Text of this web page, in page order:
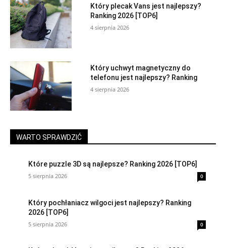
Który plecak Vans jest najlepszy?
Ranking 2026 [TOP6]
4 sierpnia 2026
Który uchwyt magnetyczny do
telefonu jest najlepszy? Ranking
4 sierpnia 2026
WARTO SPRAWDZIĆ
Które puzzle 3D są najlepsze? Ranking 2026 [TOP6]
5 sierpnia 2026 0
Który pochłaniacz wilgoci jest najlepszy? Ranking
2026 [TOP6]
5 sierpnia 2026 0